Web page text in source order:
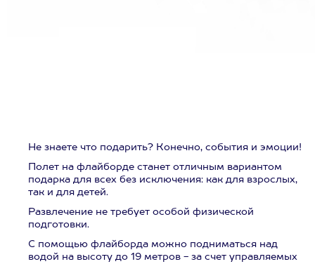
Не знаете что подарить? Конечно, события и эмоции!
Полет на флайборде станет отличным вариантом
подарка для всех без исключения: как для взрослых,
так и для детей.
Развлечение не требует особой физической
подготовки.
С помощью флайборда можно подниматься над
водой на высоту до 19 метров - за счет управляемых